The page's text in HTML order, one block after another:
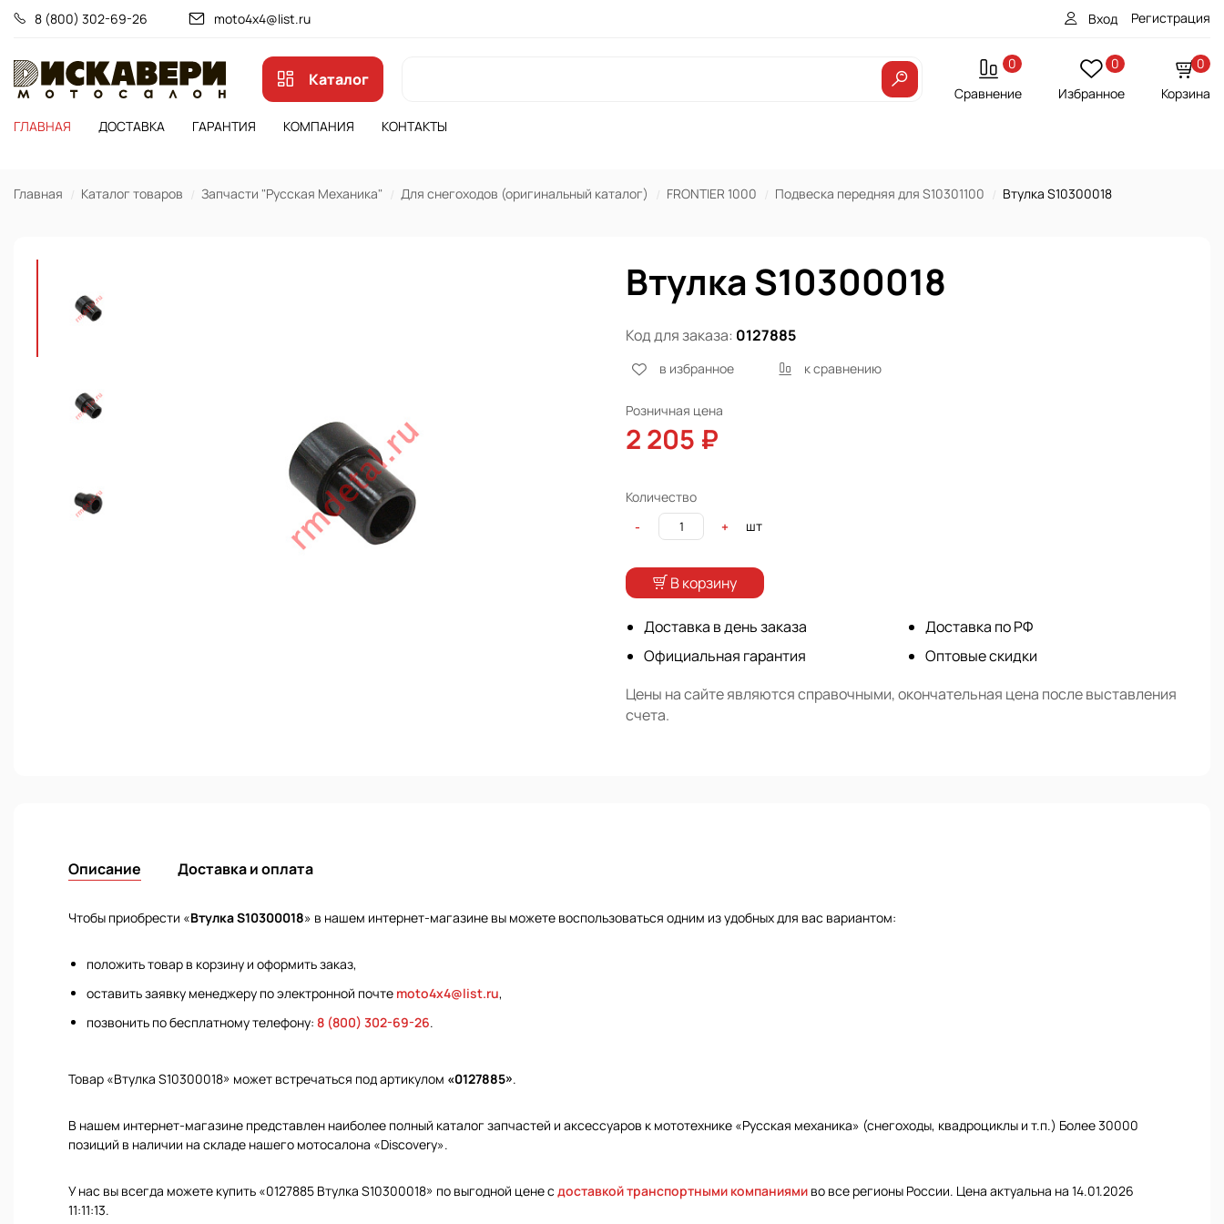
8 (800) 302-69-26 moto4x4@list.ru Вход Регистрация
Каталог
0
Сравнение
0
Избранное
0
Корзина
ГЛАВНАЯ
ДОСТАВКА ГАРАНТИЯ КОМПАНИЯ КОНТАКТЫ
Главная Каталог товаров Запчасти "Русская Механика" Для снегоходов (оригинальный каталог) FRONTIER 1000 Подвеска передняя для S10301100 Втулка S10300018
Втулка S10300018
Код для заказа: 0127885
в избранное к сравнению
Розничная цена
2 205 ₽
Количество
-
+ шт
В корзину
Доставка в день заказа
Официальная гарантия
Доставка по РФ
Оптовые скидки
Цены на сайте являются справочными, окончательная цена после выставления
счета.
Описание Доставка и оплата
Чтобы приобрести «Втулка S10300018» в нашем интернет-магазине вы можете воспользоваться одним из удобных для вас вариантом:
положить товар в корзину и оформить заказ,
оставить заявку менеджеру по электронной почте moto4x4@list.ru,
позвонить по бесплатному телефону: 8 (800) 302-69-26.
Товар «Втулка S10300018» может встречаться под артикулом «0127885».
В нашем интернет-магазине представлен наиболее полный каталог запчастей и аксессуаров к мототехнике «Русская механика» (снегоходы, квадроциклы и т.п.) Более 30000
позиций в наличии на складе нашего мотосалона «Discovery».
У нас вы всегда можете купить «0127885 Втулка S10300018» по выгодной цене с доставкой транспортными компаниями во все регионы России. Цена актуальна на 14.01.2026
11:11:13.